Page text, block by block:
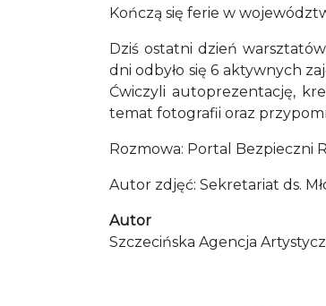
Kończą się ferie w
Dziś ostatni dzień
dni odbyło się 6 aktywnych
Ćwiczyli autoprezentację,
temat fotografii oraz
Rozmowa: Portal Bezpieczni
Autor zdjęć: Sekretariat ds.
Autor
Szczecińska Agencja